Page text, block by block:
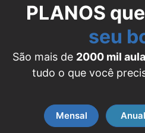
PLANOS que
seu
São mais de 2000 mil
tudo o que você
Mensal Anual